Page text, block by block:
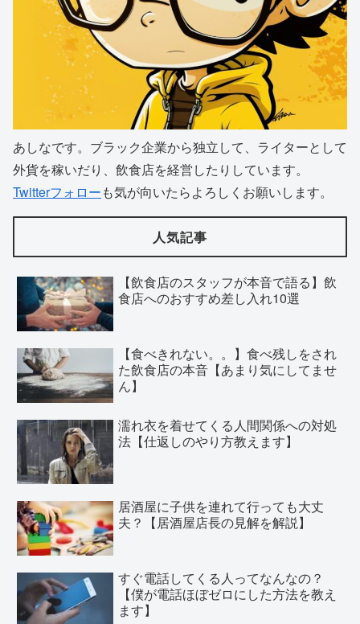
あしなです。ブラック企業から独立して、ライターとして
外貨を稼いだり、飲食店を経営したりしています。
Twitterフォローも気が向いたらよろしくお願いします。
人気記事
【飲食店のスタッフが本音で語る】飲
食店へのおすすめ差し入れ10選
【食べきれない。。】食べ残しをされ
た飲食店の本音【あまり気にしてませ
ん】
濡れ衣を着せてくる人間関係への対処
法【仕返しのやり方教えます】
居酒屋に子供を連れて行っても大丈
夫？【居酒屋店長の見解を解説】
すぐ電話してくる人ってなんなの？
【僕が電話ほぼゼロにした方法を教え
ます】